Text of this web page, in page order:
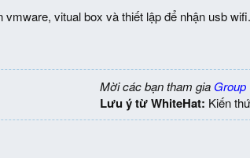
vmware, vitual box và thiết lập để nhận usb wifi.
Mời các bạn tham gia Group
Lưu ý từ WhiteHat: Kiến